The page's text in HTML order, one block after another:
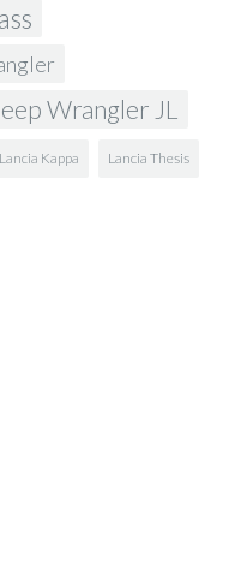
Wrangler JL
Lancia Kappa Lancia Thesis